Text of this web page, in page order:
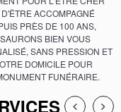
ACCOMPAGNÉ
PRÈS DE 100 ANS,
BIEN VOUS
SANS PRESSION ET
DOMICILE POUR
FUNÉRAIRE.